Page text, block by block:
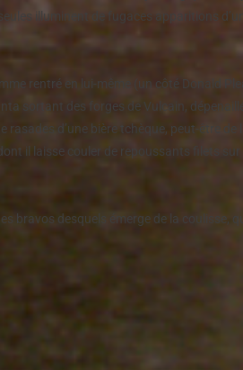
illuminent de fugaces apparitions
rentré en lui-même (un côté Donald
sortant des forges de Vulcain,
d’une bière tchèque, peut-être de
il laisse couler de repoussants filets sur
bravos desquels émerge de la coulisse,